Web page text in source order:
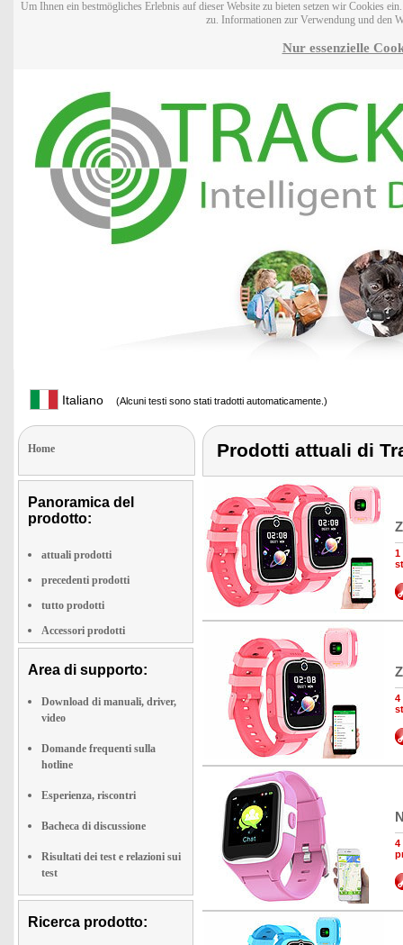
Um Ihnen ein bestmögliches Erlebnis auf dieser Website zu bieten setzen wir Cookies
zu. Informationen zur Verwendung und den
Nur essenzielle
Italiano (Alcuni testi sono stati tradotti automaticamente.)
Home
Panoramica del
prodotto:
attuali prodotti
precedenti prodotti
tutto prodotti
Accessori prodotti
Area di supporto:
Download di manuali, driver,
video
Domande frequenti sulla
hotline
Esperienza, riscontri
Bacheca di discussione
Risultati dei test e relazioni sui
test
Ricerca prodotto:
Prodotti attuali di
1
4
4